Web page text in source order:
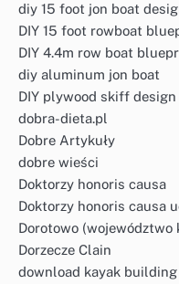
diy 15 foot jon boat
DIY 15 foot rowboat
DIY 4.4m row boat
diy aluminum jon boat
DIY plywood skiff design
dobra-dieta.pl
Dobre Artykuły
dobre wieści
Doktorzy honoris causa
Doktorzy honoris causa
Dorotowo (województwo
Dorzecze Clain
download kayak